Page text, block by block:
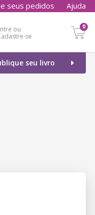
seus pedidos Ajuda
ou
se
0
seu livro